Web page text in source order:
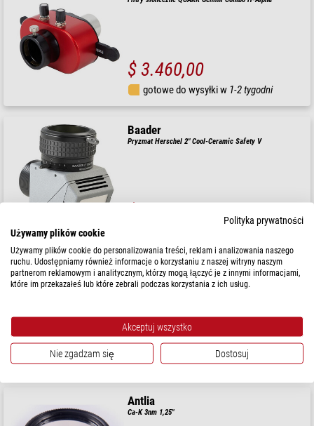
$ 3.460,00
gotowe do wysyłki w 1-2 tygodni
Baader
Pryzmat Herschel 2" Cool-Ceramic Safety V
Lunt Solar Systems
Moduł Ca-K z filtrem blokującym 18mm w tulei przedłużającej do
Sugerowana cena detaliczna: $ 2.650,00
Nasza cena:
$ 2.290,00
gotowe do wysyłki w6-10 tygodni
Antlia
Ca-K 3nm 1,25"
Polityka prywatności
Używamy plików cookie
Używamy plików cookie do personalizowania treści, reklam i analizowania naszego
ruchu. Udostępniamy również informacje o korzystaniu z naszej witryny naszym
partnerom reklamowym i analitycznym, którzy mogą łączyć je z innymi informacjami,
które im przekazałeś lub które zebrali podczas korzystania z ich usług.
Akceptuj wszystko
Nie zgadzam się Dostosuj